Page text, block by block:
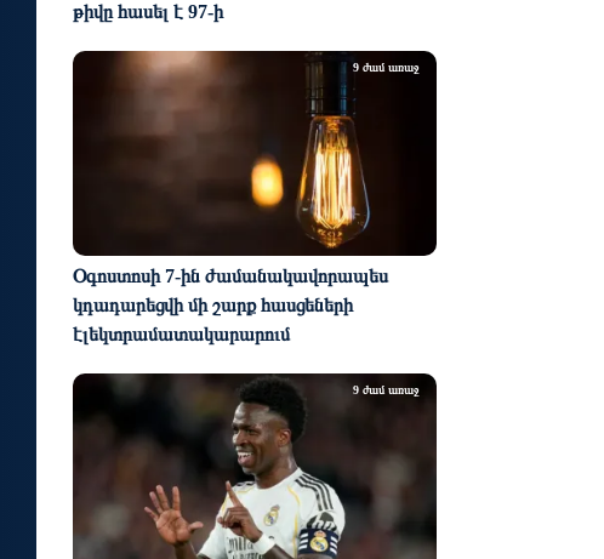
թիվը հասել է 97-ի
Օգոստոսի 7-ին ժամանակավորապես
կդադարեցվի մի շարք հասցեների
էլեկտրամատակարարում
9 ժամ առաջ
9 ժամ առաջ